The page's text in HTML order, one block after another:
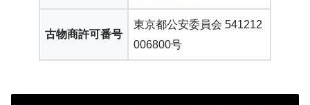
古物商許可番号
東京都公安委員会 541212
006800号